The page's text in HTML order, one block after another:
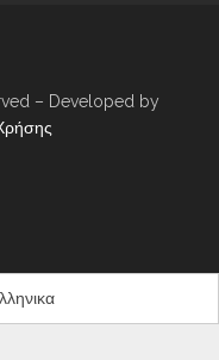
– Developed by